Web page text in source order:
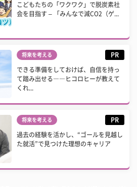
こどもたちの「ワクワク」で脱炭素社
会を目指す – 「みんなで減CO2（ゲ...
将来を考える PR
できる準備をしておけば、自信を持っ
て踏み出せる――ヒコロヒーが教えて
くれ...
将来を考える PR
過去の経験を活かし、“ゴールを見越し
た就活”で見つけた理想のキャリア